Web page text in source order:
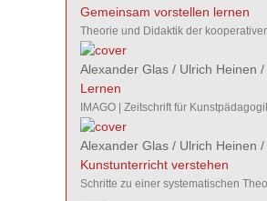
Gemeinsam vorstellen lernen
Theorie und Didaktik der
Alexander Glas / Ulrich Heinen /
Lernen
IMAGO | Zeitschrift für
Alexander Glas / Ulrich Heinen /
Kunstunterricht verstehen
Schritte zu einer systematischen